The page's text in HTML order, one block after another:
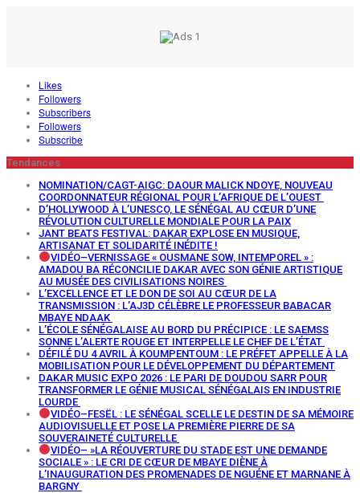
Likes
Followers
Subscribers
Followers
Subscribe
Tendances
NOMINATION/CAGT-AIGC: DAOUR MALICK NDOYE, NOUVEAU
COORDONNATEUR RÉGIONAL POUR L’AFRIQUE DE L’OUEST
D’HOLLYWOOD À L’UNESCO, LE SÉNÉGAL AU CŒUR D’UNE
RÉVOLUTION CULTURELLE MONDIALE POUR LA PAIX
JANT BEATS FESTIVAL: DAKAR EXPLOSE EN MUSIQUE,
ARTISANAT ET SOLIDARITÉ INÉDITE !
VIDÉO–VERNISSAGE « OUSMANE SOW, INTEMPOREL » :
AMADOU BA RÉCONCILIE DAKAR AVEC SON GÉNIE ARTISTIQUE
AU MUSÉE DES CIVILISATIONS NOIRES
L’EXCELLENCE ET LE DON DE SOI AU CŒUR DE LA
TRANSMISSION : L’AJ3D CÉLÈBRE LE PROFESSEUR BABACAR
MBAYE NDAAK
L’ÉCOLE SÉNÉGALAISE AU BORD DU PRÉCIPICE : LE SAEMSS
SONNE L’ALERTE ROUGE ET INTERPELLE LE CHEF DE L’ÉTAT
DÉFILÉ DU 4 AVRIL À KOUMPENTOUM : LE PRÉFET APPELLE À LA
MOBILISATION POUR LE DÉVELOPPEMENT DU DÉPARTEMENT
DAKAR MUSIC EXPO 2026 : LE PARI DE DOUDOU SARR POUR
TRANSFORMER LE GÉNIE MUSICAL SÉNÉGALAIS EN INDUSTRIE
LOURDE
VIDÉO–FESËL : LE SÉNÉGAL SCELLE LE DESTIN DE SA MÉMOIRE
AUDIOVISUELLE ET POSE LA PREMIÈRE PIERRE DE SA
SOUVERAINETÉ CULTURELLE
VIDÉO– »LA RÉOUVERTURE DU STADE EST UNE DEMANDE
SOCIALE » : LE CRI DE CŒUR DE MBAYE DIÈNE À
L’INAUGURATION DES PROMENADES DE NGUÉNE ET MARNANE À
BARGNY